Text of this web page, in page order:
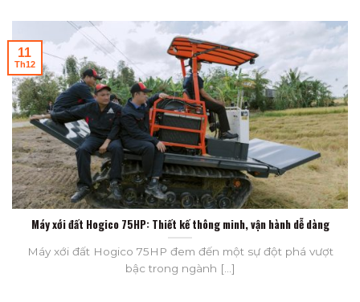
Máy xới đất Hogico 75HP: Thiết kế thông minh, vận hành dễ dàng
Máy xới đất Hogico 75HP đem đến một sự đột phá vượt
bậc trong ngành [...]
11
Th12